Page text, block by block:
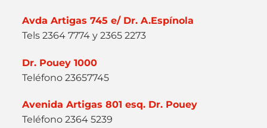
Avda Artigas 745 e/ Dr. A.Espínola
Tels 2364 7774 y 2365 2273
Dr. Pouey 1000
Teléfono 23657745
Avenida Artigas 801 esq. Dr. Pouey
Teléfono 2364 5239